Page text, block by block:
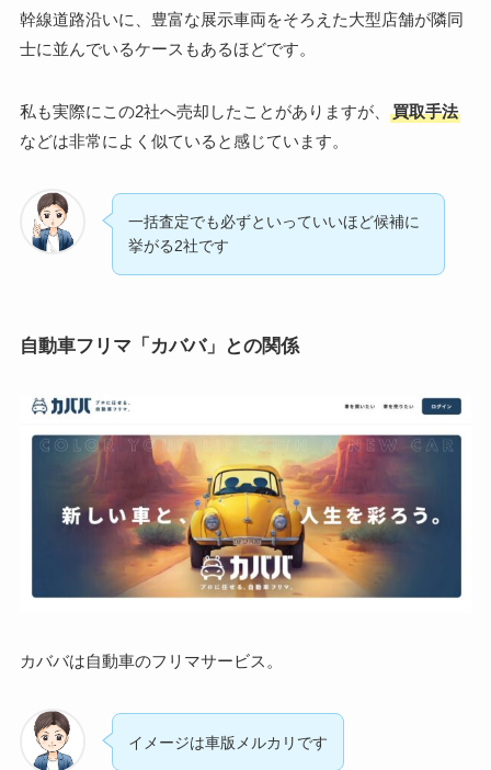
幹線道路沿いに、豊富な展示車両をそろえた大型店舗が隣同
士に並んでいるケースもあるほどです。
私も実際にこの2社へ売却したことがありますが、
買取手法
などは非常によく似ていると感じています。
一括査定でも必ずといっていいほど候補に
挙がる2社です
自動車フリマ「カババ」との関係
カババは自動車のフリマサービス。
イメージは車版メルカリです